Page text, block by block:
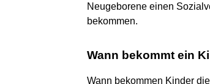
Neugeborene einen
bekommen.
Wann bekommt ein
Wann bekommen Kinder